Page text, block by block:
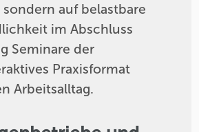
auf belastbare
im Abschluss
Seminare der
Praxisformat
Arbeitsalltag.